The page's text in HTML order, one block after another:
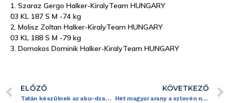
1. Szaraz Gergo Halker-KiralyTeam HUNGARY
03 KL 187 S M -74 kg
2. Molisz Zoltan Halker-KiralyTeam HUNGARY
03 KL 188 S M -79 kg
3. Domokos Dominik Halker-KiralyTeam HUNGARY
ELŐZŐ
Tatán készülnek az abu-dzabii világbajnokságra a kick-boxosok
KÖVETKEZŐ
Hét magyar arany a szlovén nyílt kick-box bajnokságon